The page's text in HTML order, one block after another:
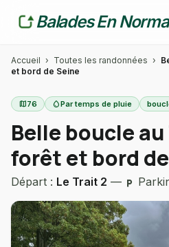
Balades En
Accueil › Toutes les randonnées ›
et bord de Seine
map76 water_dropPar temps de pluie
Belle boucle
forêt et bord
Départ : Le Trait 2 — local_parking